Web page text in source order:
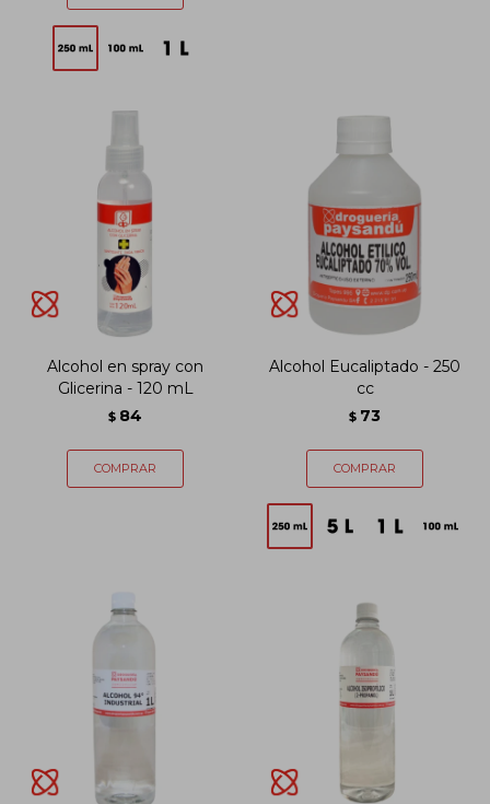
Alcohol en spray con
Glicerina - 120 mL
$ 84
Alcohol Eucaliptado - 250
cc
$ 73